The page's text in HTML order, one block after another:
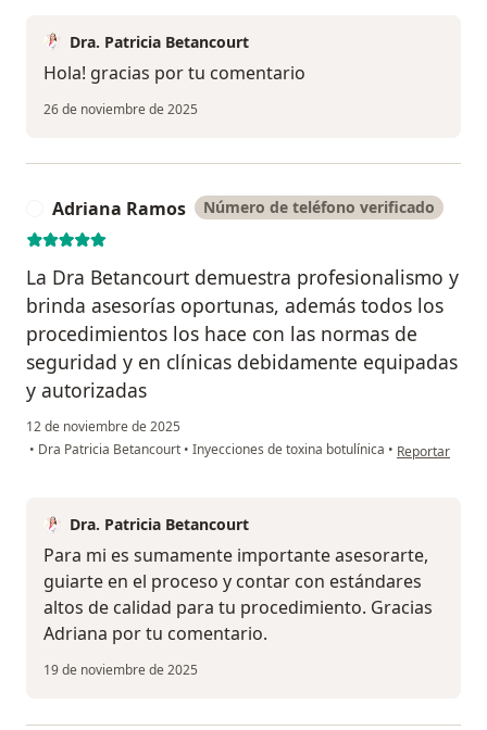
Dra. Patricia Betancourt
Hola! gracias por tu comentario
26 de noviembre de 2025
Adriana Ramos Número de teléfono verificado
La Dra Betancourt demuestra profesionalismo y
brinda asesorías oportunas, además todos los
procedimientos los hace con las normas de
seguridad y en clínicas debidamente equipadas
y autorizadas
12 de noviembre de 2025
• Dra Patricia Betancourt • Inyecciones de toxina botulínica • en opinión del
Reportar
Dra. Patricia Betancourt
Para mi es sumamente importante asesorarte,
guiarte en el proceso y contar con estándares
altos de calidad para tu procedimiento. Gracias
Adriana por tu comentario.
19 de noviembre de 2025